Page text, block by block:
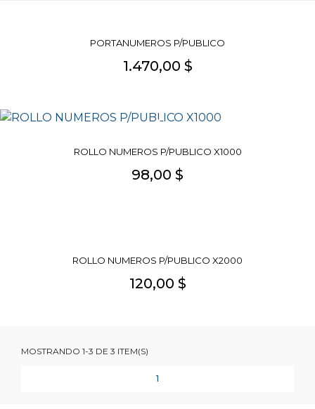
PORTANUMEROS P/PUBLICO
1.470,00 $
ROLLO NUMEROS P/PUBLICO X1000
98,00 $
ROLLO NUMEROS P/PUBLICO X2000
120,00 $
MOSTRANDO 1-3 DE 3 ITEM(S)
1